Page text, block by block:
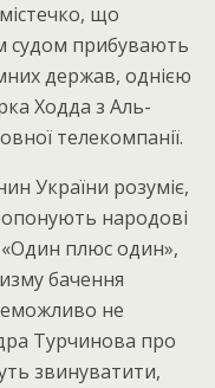
що
судом прибувають
держав, однією
Ходда з Аль-
телекомпанії.
України розуміє,
народові
«Один плюс один»,
бачення
не
Турчинова про
звинуватити,